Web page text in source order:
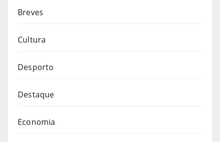
Breves
Cultura
Desporto
Destaque
Economia